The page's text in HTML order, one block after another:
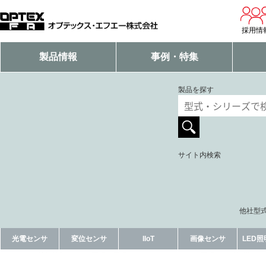
採用情
製品情報 事例・特集
製品を探す
サイト内検索
他社型
光電センサ 変位センサ IIoT 画像センサ LED照